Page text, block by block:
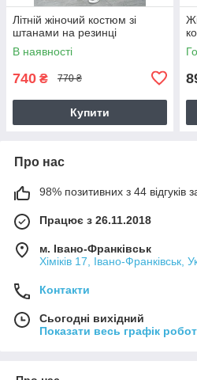
Літній жіночий костюм зі
штанами на резинці
В наявності
740 ₴ 770 ₴
Купити
Про нас
98% позитивних з 44 відгуків
Працює з 26.11.2018
м. Івано-Франківськ
Хіміків 17, Івано-Франківськ,
Контакти
Сьогодні вихідний
Показати весь графік